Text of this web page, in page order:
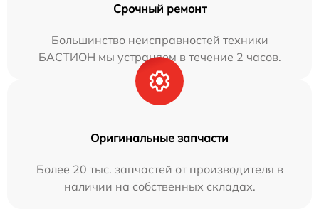
Срочный ремонт
Большинство неисправностей техники
БАСТИОН мы устраняем в течение 2 часов.
Оригинальные запчасти
Более 20 тыс. запчастей от производителя в
наличии на собственных складах.